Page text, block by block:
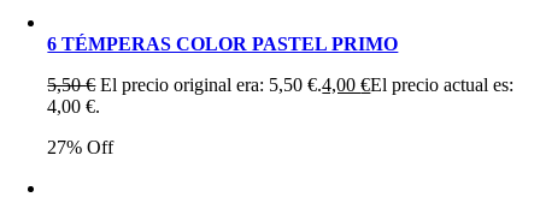
6 TÉMPERAS COLOR PASTEL PRIMO
5,50€ El precio original era: 5,50 €.4,00€El precio actual es:
4,00 €.
27% Off